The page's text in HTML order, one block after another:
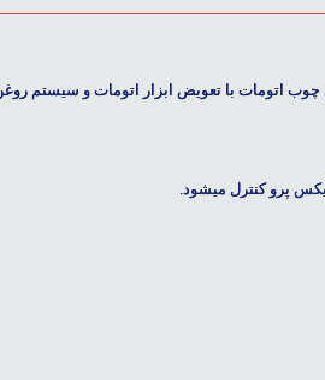
اتومات با تعویض ابزار اتومات و سیستم